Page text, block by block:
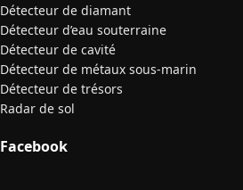
Détecteur de diamant
Détecteur d’eau souterraine
Détecteur de cavité
Détecteur de métaux sous-marin
Détecteur de trésors
Radar de sol
Facebook